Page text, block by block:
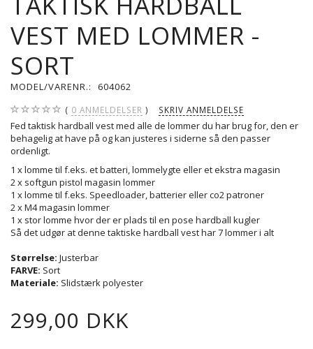
VEST MED LOMMER -
SORT
MODEL/VARENR.: 604062
0 ANMELDELSER SKRIV ANMELDELSE
Fed taktisk hardball vest med alle de lommer du har brug for, den er
behagelig at have på og kan justeres i siderne så den passer
ordenligt.
1 x lomme til f.eks. et batteri, lommelygte eller et ekstra magasin
2 x softgun pistol magasin lommer
1 x lomme til f.eks. Speedloader, batterier eller co2 patroner
2 x M4 magasin lommer
1 x stor lomme hvor der er plads til en pose hardball kugler
Så det udgør at denne taktiske hardball vest har 7 lommer i alt
Størrelse: Justerbar
FARVE: Sort
Materiale: Slidstærk polyester
299,00 DKK